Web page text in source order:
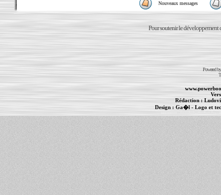
Nouveaux messages
Pour soutenir le développement
Powered
Rédaction :
Design : Ga�l- Logo et